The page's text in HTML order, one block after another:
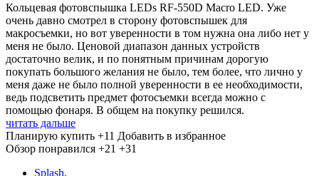
Кольцевая фотовспышка LEDs RF-550D Macro LED. Уже
очень давно смотрел в сторону фотовспышек для
макросъемки, но вот уверенности в том нужна она либо нет у
меня не было. Ценовой диапазон данных устройств
достаточно велик, и по понятным причинам дорогую
покупать большого желания не было, тем более, что лично у
меня даже не было полной уверенности в ее необходимости,
ведь подсветить предмет фотосъемки всегда можно с
помощью фонаря. В общем на покупку решился.
читать дальше
Планирую купить +11 Добавить в избранное
Обзор понравился +21 +31
Splash,